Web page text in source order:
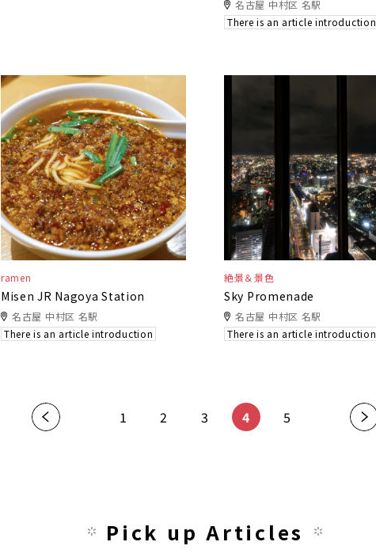
名古屋 中村区 名駅
There is an article introduction
ramen
Misen JR Nagoya Station
名古屋 中村区 名駅
There is an article introduction
絶景＆景色
Sky Promenade
名古屋 中村区 名駅
There is an article introduction
« 1 2 3 4 5 »
Pick up Articles